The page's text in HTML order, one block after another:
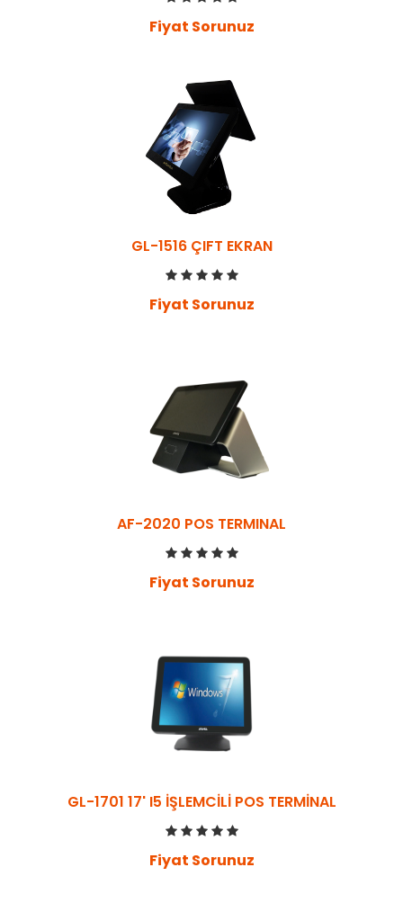
Fiyat Sorunuz
GL-1516 ÇIFT EKRAN
Fiyat Sorunuz
AF-2020 POS TERMINAL
Fiyat Sorunuz
GL-1701 17' I5 İŞLEMCİLİ POS TERMİNAL
Fiyat Sorunuz